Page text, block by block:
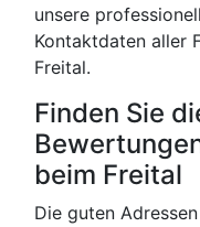
unsere
Kontaktdaten aller
Freital.
Finden Sie
beim Freital
Die guten